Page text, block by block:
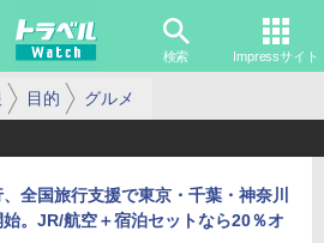
検索 Impressサイト
目的 グルメ
、全国旅行支援で東京・千葉・神奈川
。JR/航空＋宿泊セットなら20％オ